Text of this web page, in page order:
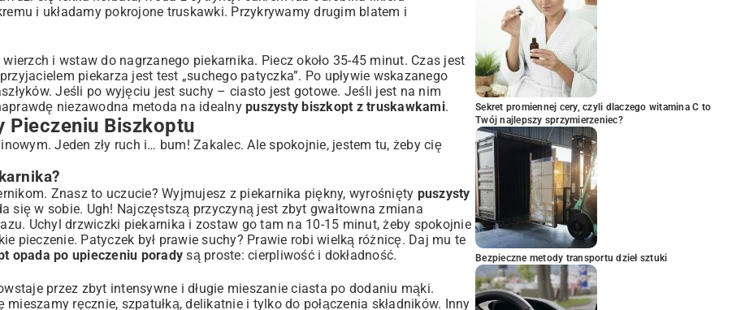
i układamy pokrojone truskawki. Przykrywamy drugim blatem i
i wstaw do nagrzanego piekarnika. Piecz około 35-45 minut. Czas jest
piekarza jest test „suchego patyczka”. Po upływie wskazanego
Jeśli po wyjęciu jest suchy – ciasto jest gotowe. Jeśli jest na nim
niezawodna metoda na idealny puszysty biszkopt z truskawkami.
Pieczeniu Biszkoptu
Jeden zły ruch i… bum! Zakalec. Ale spokojnie, jestem tu, żeby cię
Znasz to uczucie? Wyjmujesz z piekarnika piękny, wyrośnięty puszysty
się w sobie. Ugh! Najczęstszą przyczyną jest zbyt gwałtowna zmiana
Uchyl drzwiczki piekarnika i zostaw go tam na 10-15 minut, żeby spokojnie
pieczenie. Patyczek był prawie suchy? Prawie robi wielką różnicę. Daj mu te
opada po upieczeniu porady są proste: cierpliwość i dokładność.
przez zbyt intensywne i długie mieszanie ciasta po dodaniu mąki.
ręcznie, szpatułką, delikatnie i tylko do połączenia składników. Inny
Sekret promiennej cery, czyli dlaczego witamina C to
Twój najlepszy sprzymierzeniec?
Bezpieczne metody transportu dzieł sztuki